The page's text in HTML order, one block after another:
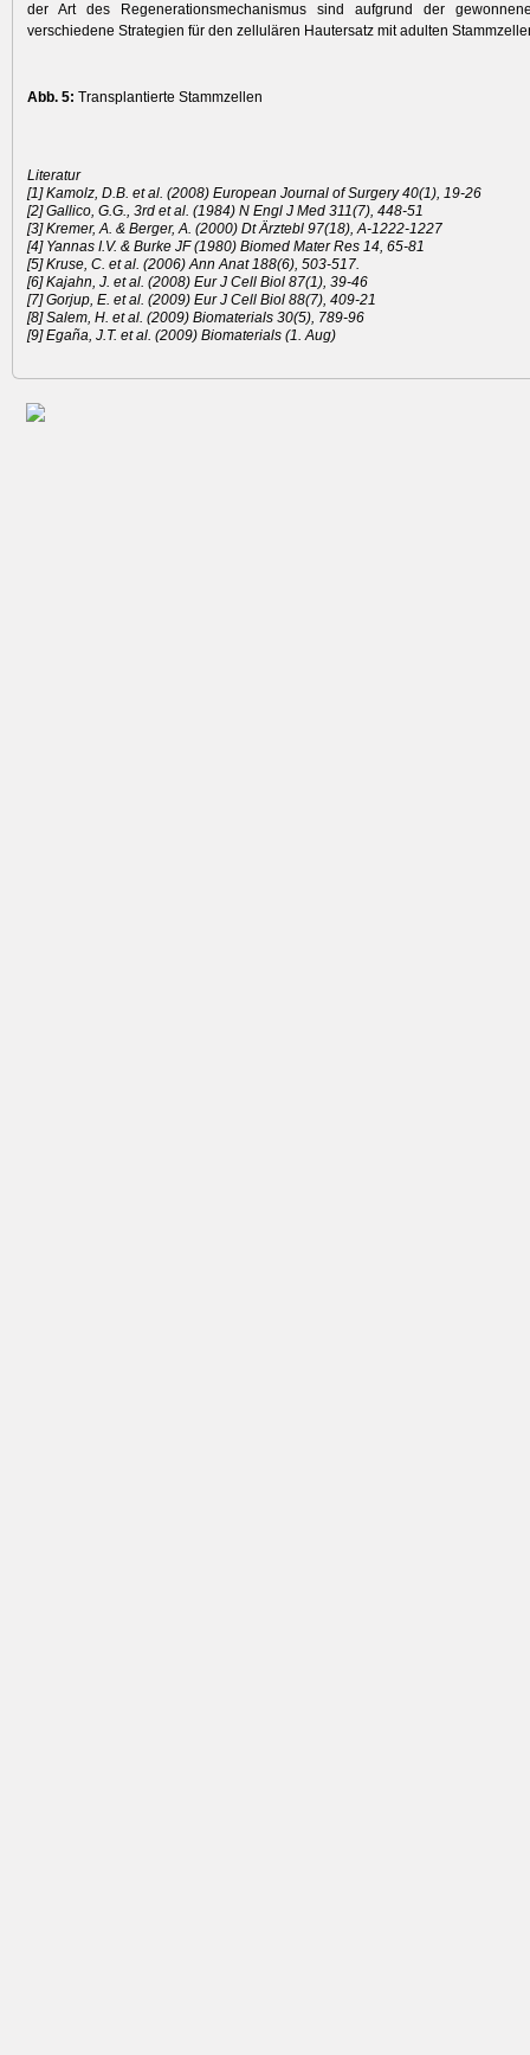
der Art des Regenerationsmechanismus sind aufgrund der
verschiedene Strategien für den zellulären Hautersatz mit adulten
Abb. 5: Transplantierte Stammzellen
Literatur
[1] Kamolz, D.B. et al. (2008) European Journal of Surgery 40(1), 19-26
[2] Gallico, G.G., 3rd et al. (1984) N Engl J Med 311(7), 448-51
[3] Kremer, A. & Berger, A. (2000) Dt Ärztebl 97(18), A-1222-1227
[4] Yannas I.V. & Burke JF (1980) Biomed Mater Res 14, 65-81
[5] Kruse, C. et al. (2006) Ann Anat 188(6), 503-517.
[6] Kajahn, J. et al. (2008) Eur J Cell Biol 87(1), 39-46
[7] Gorjup, E. et al. (2009) Eur J Cell Biol 88(7), 409-21
[8] Salem, H. et al. (2009) Biomaterials 30(5), 789-96
[9] Egaña, J.T. et al. (2009) Biomaterials (1. Aug)